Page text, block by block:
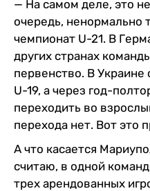
— На самом деле, это
очередь, ненормально
чемпионат U-21. В
других странах
первенство. В
U-19, а через год-
переходить во
перехода нет. Вот это
А что касается
считаю, в одной
трех арендованных